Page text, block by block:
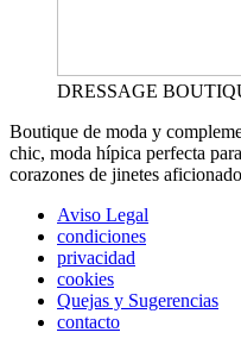
DRESSAGE
Boutique de moda y
chic, moda hípica perfecta
corazones de jinetes
Aviso Legal
condiciones
privacidad
cookies
Quejas y Sugerencias
contacto